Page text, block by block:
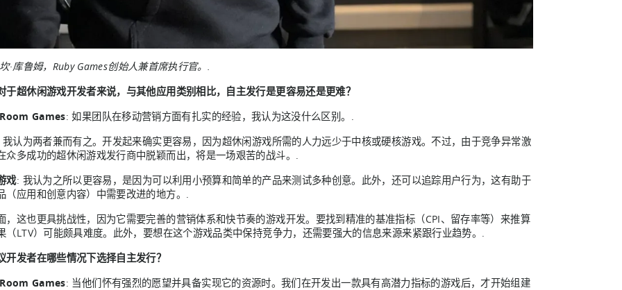
·库鲁姆，Ruby Games创始人兼首席执行官。.
于超休闲游戏开发者来说，与其他应用类别相比，自主发行是更容易还是更难？
Games: 如果团队在移动营销方面有扎实的经验，我认为这没什么区别。.
我认为两者兼而有之。开发起来确实更容易，因为超休闲游戏所需的人力远少于中核或硬核游戏。不过，由于竞争异常激
众多成功的超休闲游戏发行商中脱颖而出，将是一场艰苦的战斗。.
戏: 我认为之所以更容易，是因为可以利用小预算和简单的产品来测试多种创意。此外，还可以追踪用户行为，这有助于
（应用和创意内容）中需要改进的地方。.
，这也更具挑战性，因为它需要完善的营销体系和快节奏的游戏开发。要找到精准的基准指标（CPI、留存率等）来推算
（LTV）可能颇具难度。此外，要想在这个游戏品类中保持竞争力，还需要强大的信息来源来紧跟行业趋势。.
开发者在哪些情况下选择自主发行？
Games: 当他们怀有强烈的愿望并具备实现它的资源时。我们在开发出一款具有高潜力指标的游戏后，才开始组建